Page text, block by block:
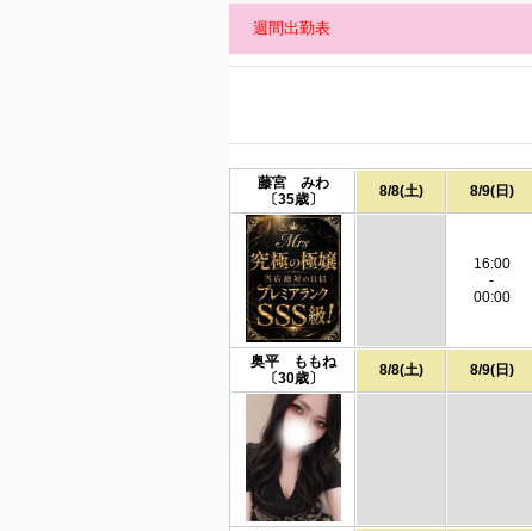
週間出勤表
藤宮 みわ
〔35歳〕
8/8(土) 8/9(日)
16:00
-
00:00
奥平 ももね
〔30歳〕
8/8(土) 8/9(日)